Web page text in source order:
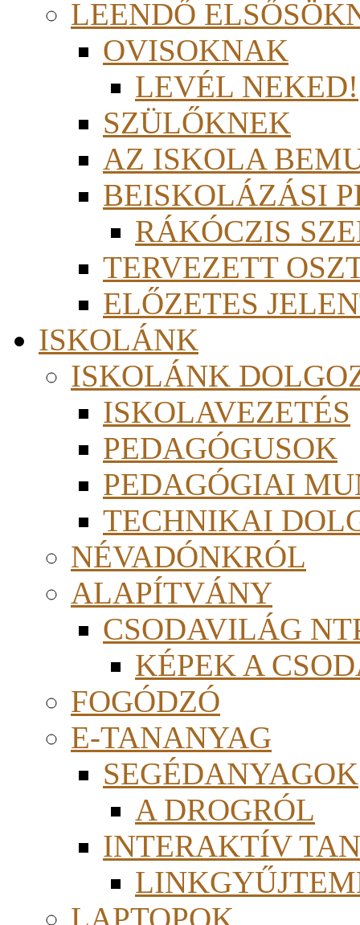
LEENDŐ
OVISOKNAK
LEVÉL NEKED!
SZÜLŐKNEK
AZ ISKOLA
BEISKOLÁZÁSI
RÁKÓCZIS
TERVEZETT
ELŐZETES
ISKOLÁNK
ISKOLÁNK
ISKOLAVEZETÉS
PEDAGÓGUSOK
PEDAGÓGIAI
TECHNIKAI
NÉVADÓNKRÓL
ALAPÍTVÁNY
CSODAVILÁG
KÉPEK A
FOGÓDZÓ
E-TANANYAG
SEGÉDANYAGOK
A DROGRÓL
INTERAKTÍV